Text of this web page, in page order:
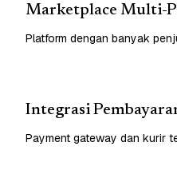
Marketplace Multi-
Platform dengan banyak
Integrasi
Payment gateway dan kurir